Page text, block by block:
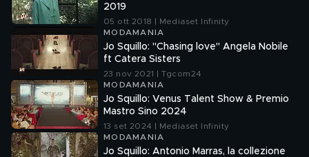
2019
05 ott 2018 | Mediaset Infinity
MODAMANIA
Jo Squillo: "Chasing love" Angela Nobile
ft Catera Sisters
23 nov 2021 | Tgcom24
MODAMANIA
Jo Squillo: Venus Talent Show & Premio
Mastro Sino 2024
13 set 2024 | Mediaset Infinity
MODAMANIA
Jo Squillo: Antonio Marras, la collezione